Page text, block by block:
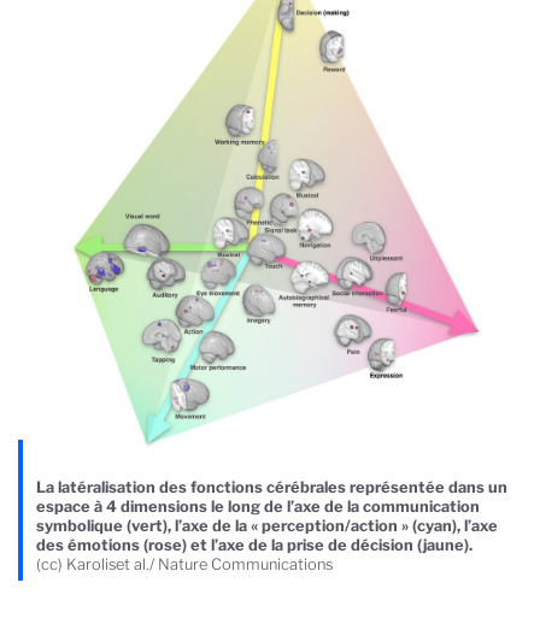
La latéralisation des fonctions cérébrales représentée dans un
espace à 4 dimensions le long de l’axe de la communication
symbolique (vert), l’axe de la « perception/action » (cyan), l’axe
des émotions (rose) et l’axe de la prise de décision (jaune).
(cc) Karoliset al./ Nature Communications